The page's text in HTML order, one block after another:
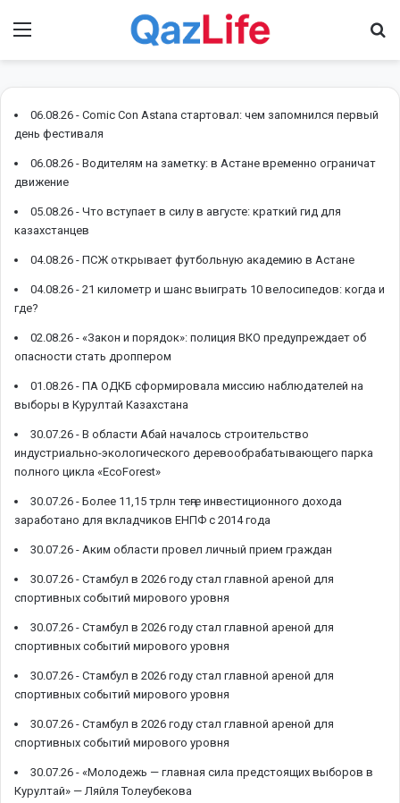
06.08.26 - Comic Con Astana стартовал: чем запомнился первый
день фестиваля
06.08.26 - Водителям на заметку: в Астане временно ограничат
движение
05.08.26 - Что вступает в силу в августе: краткий гид для
казахстанцев
04.08.26 - ПСЖ открывает футбольную академию в Астане
04.08.26 - 21 километр и шанс выиграть 10 велосипедов: когда и
где?
02.08.26 - «Закон и порядок»: полиция ВКО предупреждает об
опасности стать дроппером
01.08.26 - ПА ОДКБ сформировала миссию наблюдателей на
выборы в Курултай Казахстана
30.07.26 - В области Абай началось строительство
индустриально-экологического деревообрабатывающего парка
полного цикла «EcoForest»
30.07.26 - Более 11,15 трлн теңге инвестиционного дохода
заработано для вкладчиков ЕНПФ с 2014 года
30.07.26 - Аким области провел личный прием граждан
30.07.26 - Стамбул в 2026 году стал главной ареной для
спортивных событий мирового уровня
30.07.26 - Стамбул в 2026 году стал главной ареной для
спортивных событий мирового уровня
30.07.26 - Стамбул в 2026 году стал главной ареной для
спортивных событий мирового уровня
30.07.26 - Стамбул в 2026 году стал главной ареной для
спортивных событий мирового уровня
30.07.26 - «Молодежь — главная сила предстоящих выборов в
Курултай» — Ляйля Толеубекова